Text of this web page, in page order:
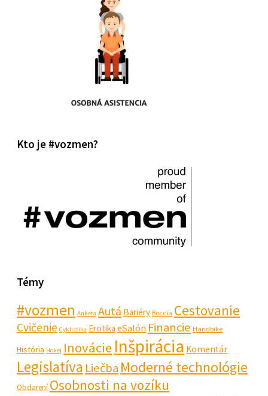
Kto je #vozmen?
Témy
#vozmen Anketa Autá Bariéry Boccia Cestovanie
Cvičenie Cyklistika Erotika eSalón Financie Handbike
História Hokej Inovácie Inšpirácia Komentár
Legislatíva Liečba Moderné technológie
Obdarení Osobnosti na vozíku